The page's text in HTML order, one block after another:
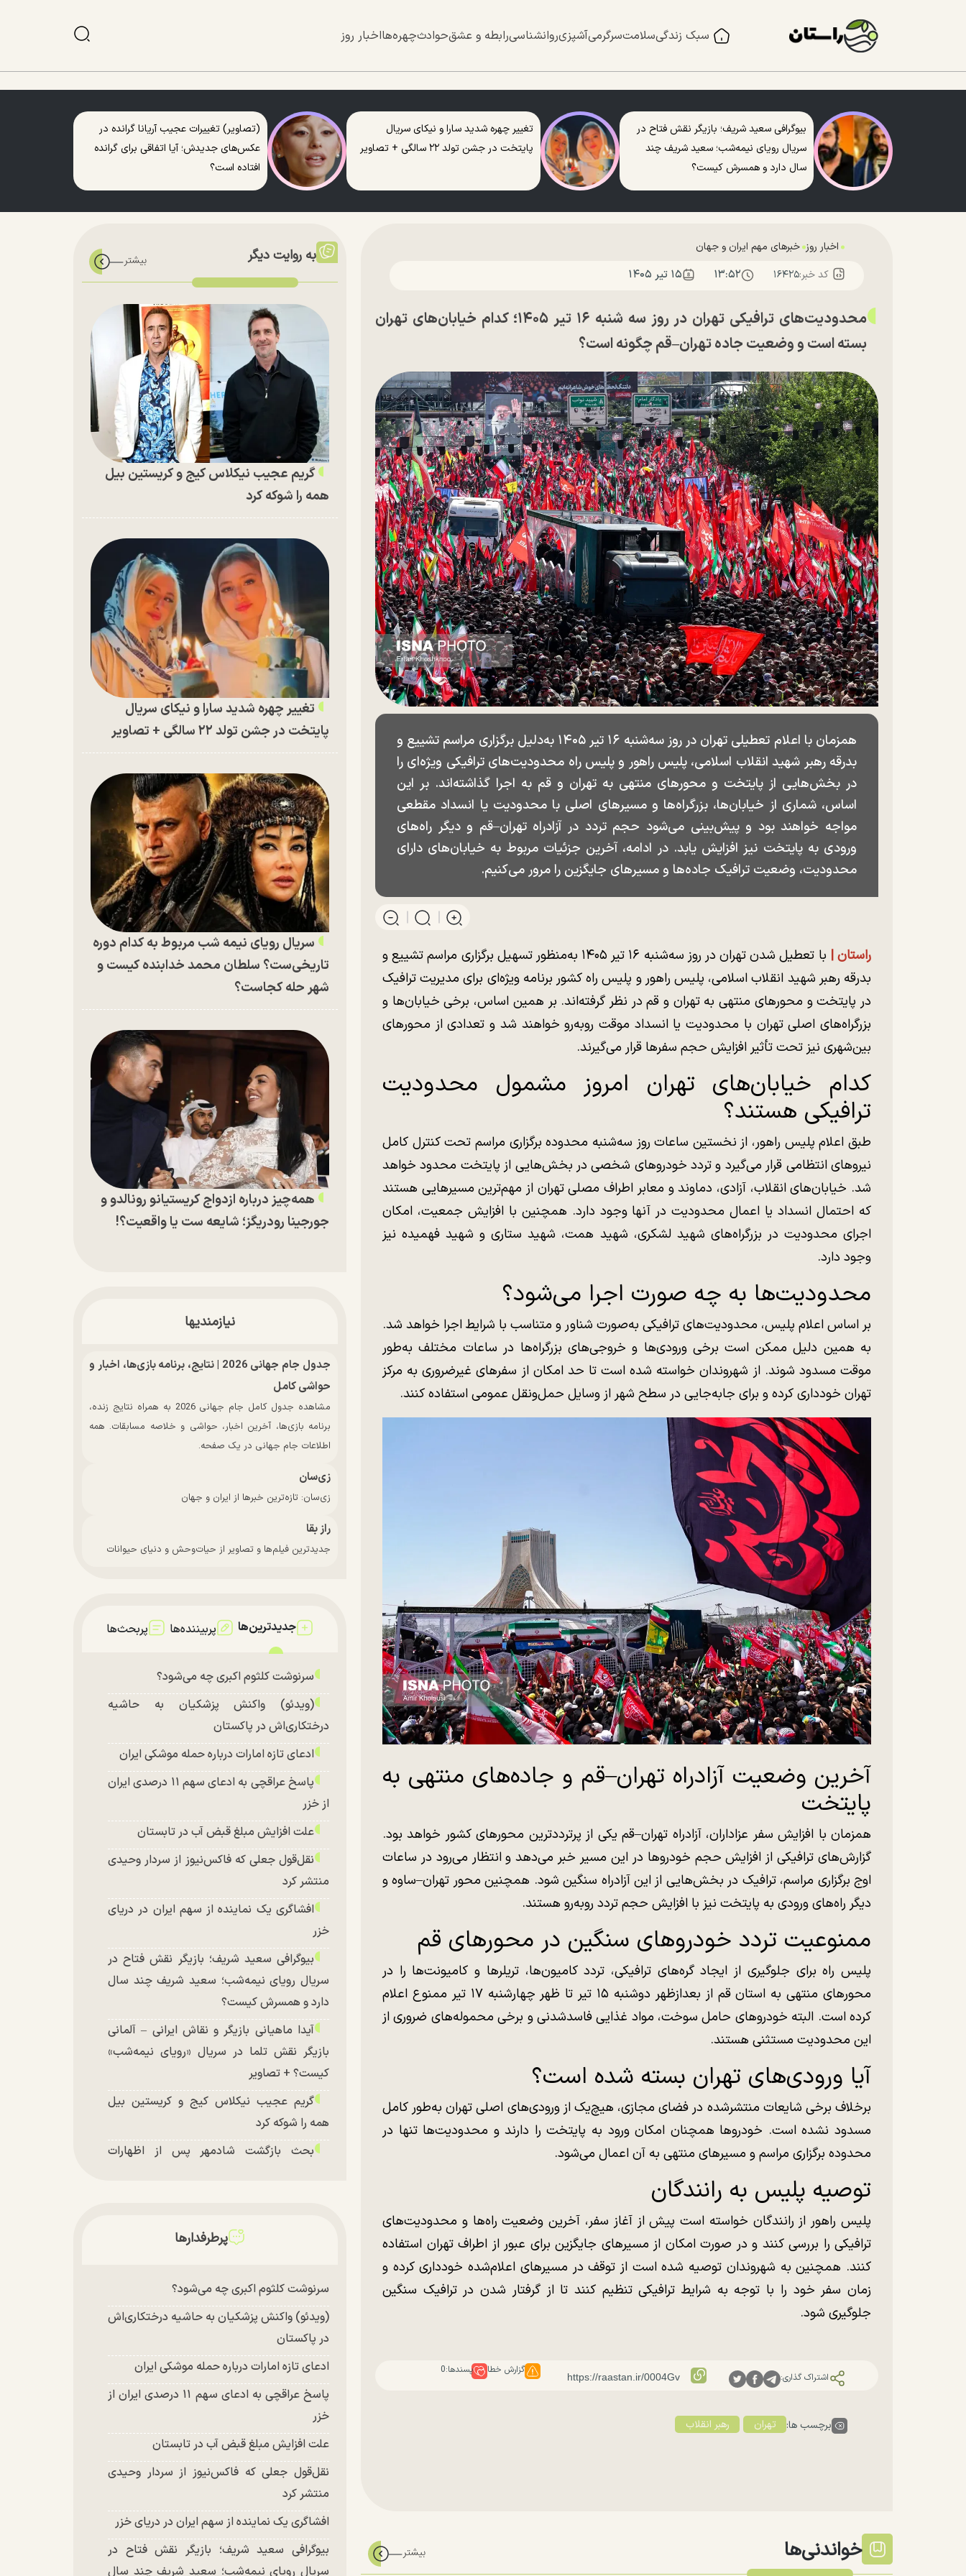
سبک زندگیسلامتسرگرمیآشپزیروانشناسیرابطه و عشقحوادثچهره‌هااخبار روز
بیوگرافی سعید شریف؛ بازیگر نقش فتاح در
سریال رویای نیمه‌شب؛ سعید شریف چند
سال دارد و همسرش کیست؟
تغییر چهره شدید سارا و نیکای سریال
پایتخت در جشن تولد ۲۲ سالگی + تصاویر
(تصاویر) تغییرات عجیب آریانا گرانده در
عکس‌های جدیدش؛ آیا اتفاقی برای گرانده
افتاده است؟
اخبار روز خبرهای مهم ایران و جهان
کد خبر:۱۶۴۲۵ ۱۳:۵۲ ۱۵ تير ۱۴۰۵
محدودیت‌های ترافیکی تهران در روز سه شنبه ۱۶ تیر ۱۴۰۵؛ کدام خیابان‌های تهران
بسته است و وضعیت جاده تهران–قم چگونه است؟
همزمان با اعلام تعطیلی تهران در روز سه‌شنبه ۱۶ تیر ۱۴۰۵ به‌دلیل برگزاری مراسم تشییع و
بدرقه رهبر شهید انقلاب اسلامی، پلیس راهور و پلیس راه محدودیت‌های ترافیکی ویژه‌ای را
در بخش‌هایی از پایتخت و محورهای منتهی به تهران و قم به اجرا گذاشته‌اند. بر این
اساس، شماری از خیابان‌ها، بزرگراه‌ها و مسیرهای اصلی با محدودیت یا انسداد مقطعی
مواجه خواهند بود و پیش‌بینی می‌شود حجم تردد در آزادراه تهران–قم و دیگر راه‌های
ورودی به پایتخت نیز افزایش یابد. در ادامه، آخرین جزئیات مربوط به خیابان‌های دارای
محدودیت، وضعیت ترافیک جاده‌ها و مسیرهای جایگزین را مرور می‌کنیم.
راستان |
با تعطیل شدن تهران در روز سه‌شنبه ۱۶ تیر ۱۴۰۵ به‌منظور تسهیل برگزاری مراسم تشییع و
بدرقه رهبر شهید انقلاب اسلامی، پلیس راهور و پلیس راه کشور برنامه ویژه‌ای برای مدیریت ترافیک
در پایتخت و محورهای منتهی به تهران و قم در نظر گرفته‌اند. بر همین اساس، برخی خیابان‌ها و
بزرگراه‌های اصلی تهران با محدودیت یا انسداد موقت روبه‌رو خواهند شد و تعدادی از محورهای
بین‌شهری نیز تحت تأثیر افزایش حجم سفرها قرار می‌گیرند.
کدام خیابان‌های تهران امروز مشمول محدودیت
ترافیکی هستند؟
طبق اعلام پلیس راهور، از نخستین ساعات روز سه‌شنبه محدوده برگزاری مراسم تحت کنترل کامل
نیروهای انتظامی قرار می‌گیرد و تردد خودروهای شخصی در بخش‌هایی از پایتخت محدود خواهد
شد. خیابان‌های انقلاب، آزادی، دماوند و معابر اطراف مصلی تهران از مهم‌ترین مسیرهایی هستند
که احتمال انسداد یا اعمال محدودیت در آنها وجود دارد. همچنین با افزایش جمعیت، امکان
اجرای محدودیت در بزرگراه‌های شهید لشکری، شهید همت، شهید ستاری و شهید فهمیده نیز
وجود دارد.
محدودیت‌ها به چه صورت اجرا می‌شود؟
بر اساس اعلام پلیس، محدودیت‌های ترافیکی به‌صورت شناور و متناسب با شرایط اجرا خواهد شد.
به همین دلیل ممکن است برخی ورودی‌ها و خروجی‌های بزرگراه‌ها در ساعات مختلف به‌طور
موقت مسدود شوند. از شهروندان خواسته شده است تا حد امکان از سفرهای غیرضروری به مرکز
تهران خودداری کرده و برای جابه‌جایی در سطح شهر از وسایل حمل‌ونقل عمومی استفاده کنند.
آخرین وضعیت آزادراه تهران–قم و جاده‌های منتهی به
پایتخت
همزمان با افزایش سفر عزاداران، آزادراه تهران–قم یکی از پرترددترین محورهای کشور خواهد بود.
گزارش‌های ترافیکی از افزایش حجم خودروها در این مسیر خبر می‌دهد و انتظار می‌رود در ساعات
اوج برگزاری مراسم، ترافیک در بخش‌هایی از این آزادراه سنگین شود. همچنین محور تهران–ساوه و
دیگر راه‌های ورودی به پایتخت نیز با افزایش حجم تردد روبه‌رو هستند.
ممنوعیت تردد خودروهای سنگین در محورهای قم
پلیس راه برای جلوگیری از ایجاد گره‌های ترافیکی، تردد کامیون‌ها، تریلرها و کامیونت‌ها را در
محورهای منتهی به استان قم از بعدازظهر دوشنبه ۱۵ تیر تا ظهر چهارشنبه ۱۷ تیر ممنوع اعلام
کرده است. البته خودروهای حامل سوخت، مواد غذایی فاسدشدنی و برخی محموله‌های ضروری از
این محدودیت مستثنی هستند.
آیا ورودی‌های تهران بسته شده است؟
برخلاف برخی شایعات منتشرشده در فضای مجازی، هیچ‌یک از ورودی‌های اصلی تهران به‌طور کامل
مسدود نشده است. خودروها همچنان امکان ورود به پایتخت را دارند و محدودیت‌ها تنها در
محدوده برگزاری مراسم و مسیرهای منتهی به آن اعمال می‌شود.
توصیه پلیس به رانندگان
پلیس راهور از رانندگان خواسته است پیش از آغاز سفر، آخرین وضعیت راه‌ها و محدودیت‌های
ترافیکی را بررسی کنند و در صورت امکان از مسیرهای جایگزین برای عبور از اطراف تهران استفاده
کنند. همچنین به شهروندان توصیه شده است از توقف در مسیرهای اعلام‌شده خودداری کرده و
زمان سفر خود را با توجه به شرایط ترافیکی تنظیم کنند تا از گرفتار شدن در ترافیک سنگین
جلوگیری شود.
اشتراک گذاری:
گزارش خطا پسندها:0
برچسب ها: تهران رهبر انقلاب
خواندنی‌ها
به روایت دیگر
گریم عجیب نیکلاس کیج و کریستین بیل
همه را شوکه کرد
تغییر چهره شدید سارا و نیکای سریال
پایتخت در جشن تولد ۲۲ سالگی + تصاویر
سریال رویای نیمه شب مربوط به کدام دوره
تاریخی‌ست؟ سلطان محمد خدابنده کیست و
شهر حله کجاست؟
همه‌چیز درباره ازدواج کریستیانو رونالدو و
جورجینا رودریگز؛ شایعه ست یا واقعیت؟!
نیازمندیها
جدول جام جهانی 2026 | نتایج، برنامه بازی‌ها، اخبار و
حواشی کامل
مشاهده جدول کامل جام جهانی 2026 به همراه نتایج زنده،
برنامه بازی‌ها، آخرین اخبار، حواشی و خلاصه مسابقات. همه
اطلاعات جام جهانی در یک صفحه.
زی‌سان
زی‌سان: تازه‌ترین خبرها از ایران و جهان
راز بقا
جدیدترین فیلم‌ها و تصاویر از حیات‌وحش و دنیای حیوانات
جدیدترین‌ها پربیننده‌ها پربحث‌ها
سرنوشت کلثوم اکبری چه می‌شود؟
(ویدئو) واکنش پزشکیان به حاشیه
درختکاری‌اش در پاکستان
ادعای تازه امارات درباره حمله موشکی ایران
پاسخ عراقچی به ادعای سهم ۱۱ درصدی ایران
از خزر
علت افزایش مبلغ قبض آب در تابستان
نقل‌قول جعلی که فاکس‌نیوز از سردار وحیدی
منتشر کرد
افشاگری یک نماینده از سهم ایران در دریای
خزر
بیوگرافی سعید شریف؛ بازیگر نقش فتاح در
سریال رویای نیمه‌شب؛ سعید شریف چند سال
دارد و همسرش کیست؟
آیدا ماهیانی بازیگر و نقاش ایرانی – آلمانی
بازیگر نقش تلما در سریال «رویای نیمه‌شب»
کیست؟ + تصاویر
گریم عجیب نیکلاس کیج و کریستین بیل
همه را شوکه کرد
بحث بازگشت شادمهر پس از اظهارات
توافق با آمریکا در انتظار تایید نهایی شعام؟
منتشر شد
پرطرفدارها
سرنوشت کلثوم اکبری چه می‌شود؟
(ویدئو) واکنش پزشکیان به حاشیه درختکاری‌اش
در پاکستان
ادعای تازه امارات درباره حمله موشکی ایران
پاسخ عراقچی به ادعای سهم ۱۱ درصدی ایران از
خزر
علت افزایش مبلغ قبض آب در تابستان
نقل‌قول جعلی که فاکس‌نیوز از سردار وحیدی
منتشر کرد
افشاگری یک نماینده از سهم ایران در دریای خزر
بیوگرافی سعید شریف؛ بازیگر نقش فتاح در
سریال رویای نیمه‌شب؛ سعید شریف چند سال